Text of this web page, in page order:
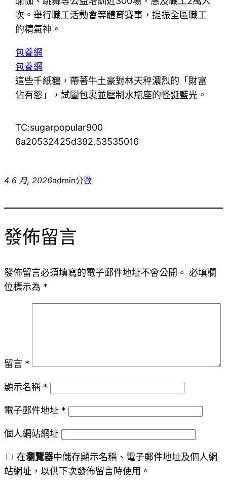
次。舉行職工活動會等體育賽事，提振全區職工
的精氣神。
包養網
包養網
這些千紙鶴，帶著牛土豪對林天秤濃烈的「財富
佔有慾」，試圖包裹並壓制水瓶座的怪誕藍光。
TC:sugarpopular900
6a20532425d392.53535016
4 6 月, 2026admin分數
發佈留言
發佈留言必須填寫的電子郵件地址不會公開。 必填欄
位標示為 *
留言 *
顯示名稱 *
電子郵件地址 *
個人網站網址
在瀏覽器中儲存顯示名稱、電子郵件地址及個人網
站網址，以供下次發佈留言時使用。